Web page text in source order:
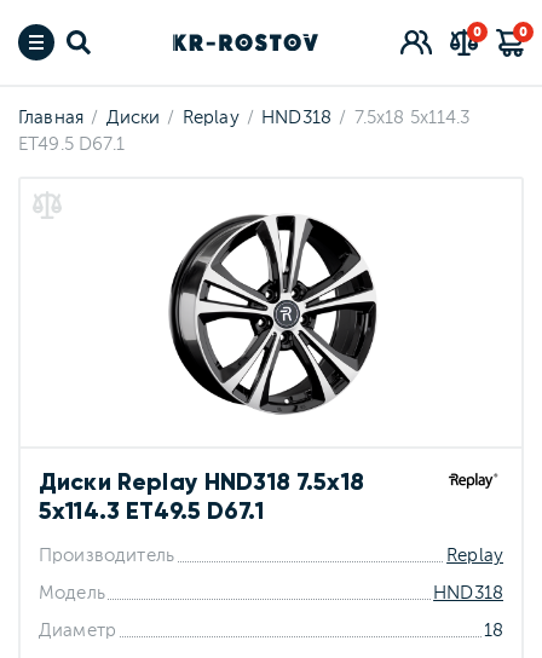
0 0
Главная Диски Replay HND318
7.5x18 5x114.3
ET49.5 D67.1
Диски Replay HND318 7.5x18
5x114.3 ET49.5 D67.1
Производитель Replay
Модель HND318
Диаметр 18